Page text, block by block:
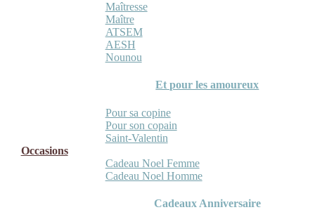
Maîtresse
Maître
ATSEM
AESH
Nounou
Et pour les amoureux
Pour sa copine
Pour son copain
Saint-Valentin
Occasions
Cadeau Noel Femme
Cadeau Noel Homme
Cadeaux Anniversaire